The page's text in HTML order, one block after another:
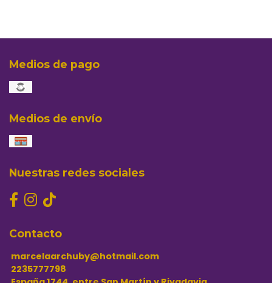
Medios de pago
Medios de envío
Nuestras redes sociales
Contacto
marcelaarchuby@hotmail.com
2235777798